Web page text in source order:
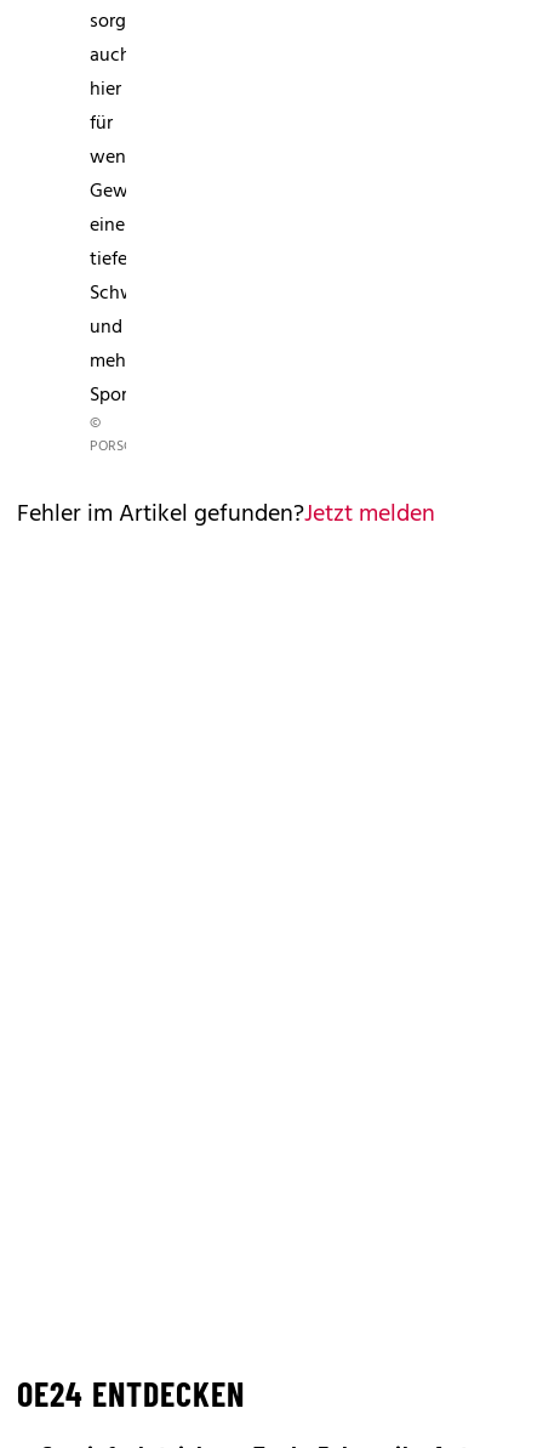
sorgt
auch
hier
für
weniger
Gewicht,
einen
tieferen
Schwerpunkt
und
mehr
Sportlichkeit.
©
PORSCHE
Fehler im Artikel gefunden?Jetzt melden
OE24 ENTDECKEN